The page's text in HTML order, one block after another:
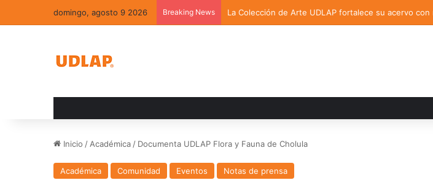
domingo, agosto 9 2026 Breaking News La Colección de Arte UDLAP fortalece su acervo
Inicio / Académica / Documenta UDLAP Flora y Fauna de Cholula
Académica Comunidad Eventos Notas de prensa